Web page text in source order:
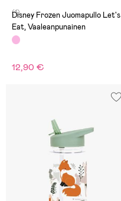
(1)
Disney Frozen Juomapullo Let's
Eat, Vaaleanpunainen
12,90 €